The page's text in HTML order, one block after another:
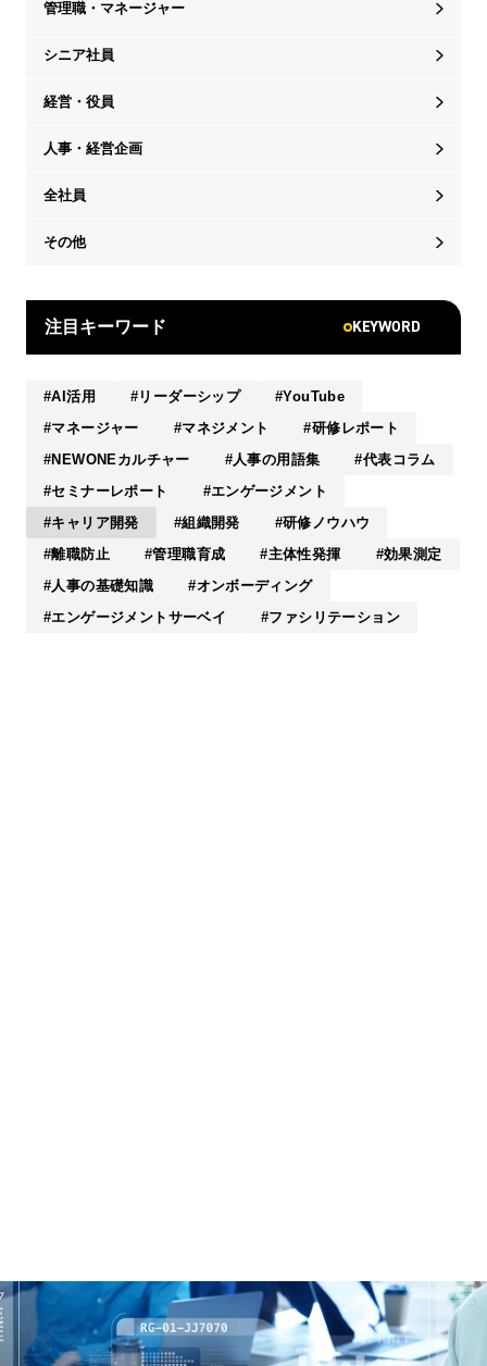
管理職・マネージャー
シニア社員
経営・役員
人事・経営企画
全社員
その他
注目キーワード KEYWORD
AI活用 リーダーシップ
YouTube
マネージャー
マネジメント
研修レポート
NEWONEカルチャー
人事の用語集
代表コラム
セミナーレポート
エンゲージメント
キャリア開発
組織開発
研修ノウハウ
離職防止
管理職育成 主体性発揮
効果測定
人事の基礎知識
オンボーディング
エンゲージメントサーベイ
ファシリテーション